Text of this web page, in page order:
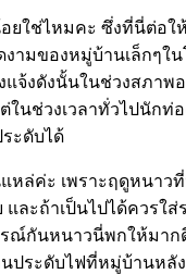
ใช่ไหมคะ ซึ่งที่นี่ต่
ามของหมู่บ้านเล็กๆ
จ้งดังนั้นในช่วงสภา
ช่วงเวลาทั่วไปนัก
ะดับได้
ล่ค่ะ เพราะฤดูหนา
ละถ้าเป็นไปได้ควร
ณ์กันหนาวนี่พกให้มา
ประดับไฟที่หมู่บ้าน